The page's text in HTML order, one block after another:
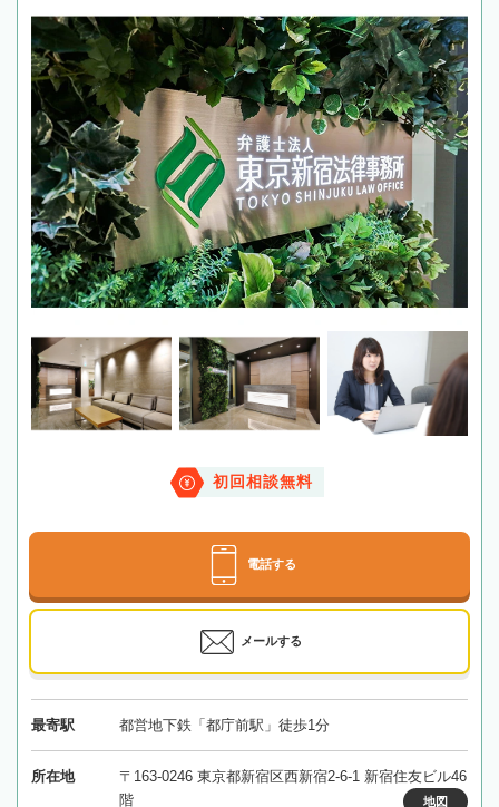
初回相談無料
電話する
メールする
最寄駅 都営地下鉄「都庁前駅」徒歩1分
所在地
〒163-0246 東京都新宿区西新宿2-6-1 新宿住友ビル46
階
地図